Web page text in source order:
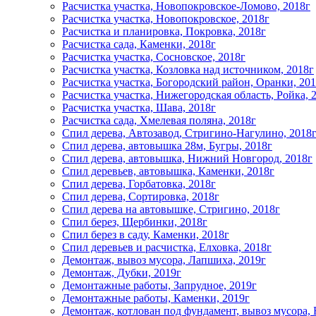
Расчистка участка, Новопокровское-Ломово, 2018г
Расчистка участка, Новопокровское, 2018г
Расчистка и планировка, Покровка, 2018г
Расчистка сада, Каменки, 2018г
Расчистка участка, Сосновское, 2018г
Расчистка участка, Козловка над источником, 2018г
Расчистка участка, Богородский район, Оранки,
Расчистка участка, Нижегородская область, Ройка,
Расчистка участка, Шава, 2018г
Расчистка сада, Хмелевая поляна, 2018г
Спил дерева, Автозавод, Стригино-Нагулино, 2018г
Спил дерева, автовышка 28м, Бугры, 2018г
Спил дерева, автовышка, Нижний Новгород, 2018г
Спил деревьев, автовышка, Каменки, 2018г
Спил дерева, Горбатовка, 2018г
Спил дерева, Сортировка, 2018г
Спил дерева на автовышке, Стригино, 2018г
Спил берез, Щербинки, 2018г
Спил берез в саду, Каменки, 2018г
Спил деревьев и расчистка, Елховка, 2018г
Демонтаж, вывоз мусора, Лапшиха, 2019г
Демонтаж, Дубки, 2019г
Демонтажные работы, Запрудное, 2019г
Демонтажные работы, Каменки, 2019г
Демонтаж, котлован под фундамент, вывоз мусора,